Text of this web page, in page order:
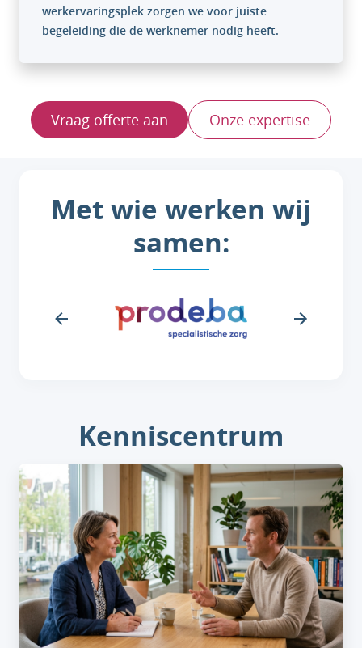
werkervaringsplek zorgen we voor juiste
begeleiding die de werknemer nodig heeft.
Vraag offerte aan Onze expertise
Met wie werken wij
samen:
Kenniscentrum